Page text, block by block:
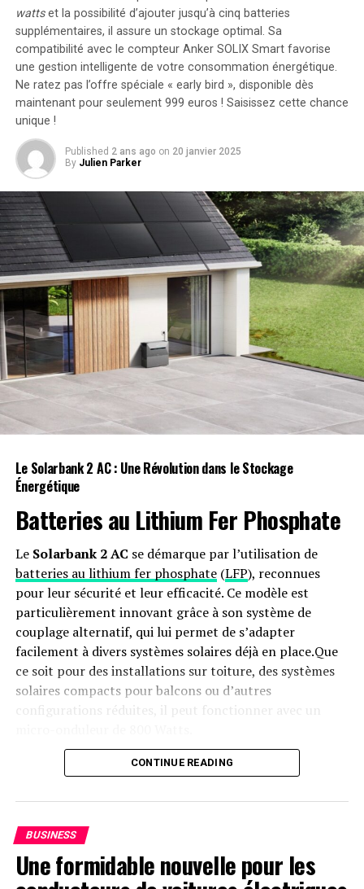
UP NEXT
La saison fructueuse des baies de Saskatoon se termine
par une défaite en playoffs face à Moose Jaw
DON'T MISS
Blake Lively et son co-star dans leur nouveau film : une
ressemblance frappante qui n’échappe à personne !
wattset la possibilité d’ajouter jusqu’à cinq batteries
supplémentaires, il assure un stockage optimal. Sa
compatibilité avec le compteur Anker SOLIX Smart favorise
une gestion intelligente de votre consommation énergétique.
Ne ratez pas l’offre spéciale « early bird », disponible dès
maintenant pour seulement 999 euros ! Saisissez cette chance
unique !
Published 2 ans ago on 20 janvier 2025
By Julien Parker
Le Solarbank 2 AC : Une Révolution dans le Stockage
Énergétique
Batteries au Lithium Fer Phosphate
Le Solarbank 2 AC se démarque par l’utilisation de
batteries au lithium fer phosphate(LFP), reconnues
pour leur sécurité et leur efficacité. Ce modèle est
particulièrement innovant grâce à son système de
couplage alternatif, qui lui permet de s’adapter
facilement à divers systèmes solaires déjà en place.Que
ce soit pour des installations sur toiture, des systèmes
solaires compacts pour balcons ou d’autres
configurations réduites, il peut fonctionner avec un
Capacité et flexibilité Énergétique
Avec une capacité maximale d’injection dans le réseau
domestique atteignant 1200 watts,le Solarbank 2 AC
peut être associé à deux régulateurs solaires MPPT. Cela
ouvre la possibilité d’ajouter jusqu’à 1200 watts
supplémentaires via des panneaux solaires additionnels,
CONTINUE READING
BUSINESS
Une formidable nouvelle pour les